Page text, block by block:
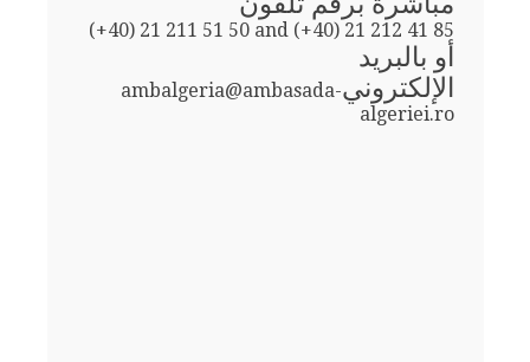
(+40) 21 211 51 50 and (+40) 21 212 41 85
أو بالبريد
الإلكترونيambalgeria@ambasada-
algeriei.ro